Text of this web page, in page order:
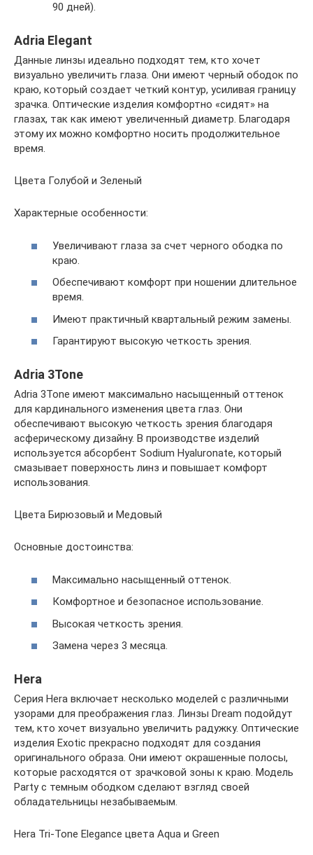
90 дней).
Adria Elegant
Данные линзы идеально подходят тем, кто хочет
визуально увеличить глаза. Они имеют черный ободок по
краю, который создает четкий контур, усиливая границу
зрачка. Оптические изделия комфортно «сидят» на
глазах, так как имеют увеличенный диаметр. Благодаря
этому их можно комфортно носить продолжительное
время.
Цвета Голубой и Зеленый
Характерные особенности:
Увеличивают глаза за счет черного ободка по
краю.
Обеспечивают комфорт при ношении длительное
время.
Имеют практичный квартальный режим замены.
Гарантируют высокую четкость зрения.
Adria 3Tone
Adria 3Tone имеют максимально насыщенный оттенок
для кардинального изменения цвета глаз. Они
обеспечивают высокую четкость зрения благодаря
асферическому дизайну. В производстве изделий
используется абсорбент Sodium Hyaluronate, который
смазывает поверхность линз и повышает комфорт
использования.
Цвета Бирюзовый и Медовый
Основные достоинства:
Максимально насыщенный оттенок.
Комфортное и безопасное использование.
Высокая четкость зрения.
Замена через 3 месяца.
Hera
Серия Hera включает несколько моделей с различными
узорами для преображения глаз. Линзы Dream подойдут
тем, кто хочет визуально увеличить радужку. Оптические
изделия Exotic прекрасно подходят для создания
оригинального образа. Они имеют окрашенные полосы,
которые расходятся от зрачковой зоны к краю. Модель
Party с темным ободком сделают взгляд своей
обладательницы незабываемым.
Hera Tri-Tone Elegance цвета Aqua и Green